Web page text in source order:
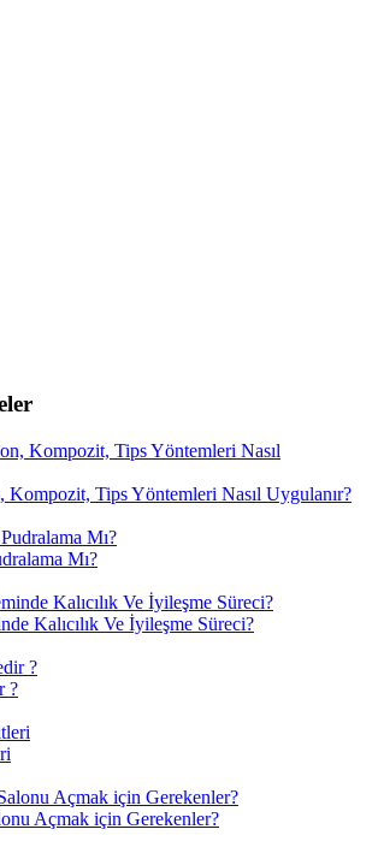
Kompozit, Tips Yöntemleri Nasıl Uygulanır?
Mı?
Kalıcılık Ve İyileşme Süreci?
?
Açmak için Gerekenler?